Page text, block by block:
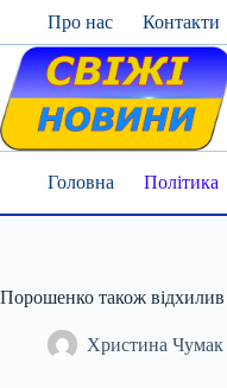
content
Про нас Контакти
Головна Політика
Порошенко також
Христина Чумак